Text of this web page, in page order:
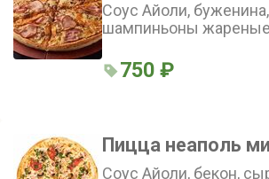
Соус Айоли,
шампиньоны
орегано (25 см)
750 ₽
Пицца неаполь
Соус Айоли, бекон,